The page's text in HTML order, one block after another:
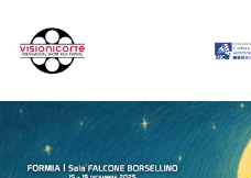
contenuto